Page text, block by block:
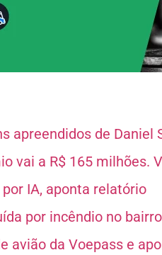
apreendidos de Daniel
vai a R$ 165 milhões.
IA, aponta relatório
por incêndio no
avião da Voepass e